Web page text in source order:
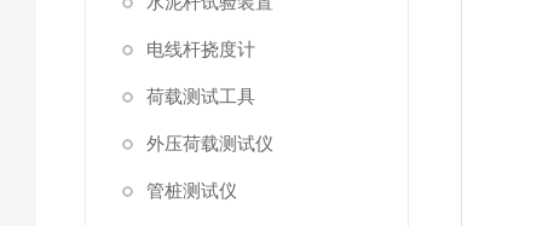
电线杆挠度计
荷载测试工具
外压荷载测试仪
管桩测试仪